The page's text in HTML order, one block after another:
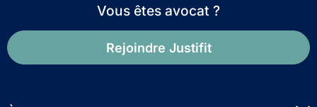
Vous êtes avocat ?
Rejoindre Justifit